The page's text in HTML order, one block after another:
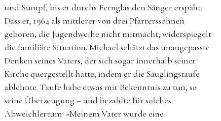
und Sumpf, bis er durchs Fernglas den Sänger erspäht.
Dass er, 1964 als mittlerer von drei Pfarrerssöhnen
geboren, die Jugendweihe nicht mitmacht, widerspiegelt
die familiäre Situation. Michael schätzt das unangepasste
Denken seines Vaters, der sich sogar innerhalb seiner
Kirche quergestellt hatte, indem er die Säuglingstaufe
ablehnte. Taufe habe etwas mit Bekenntnis zu tun, so
seine Überzeugung – und bezahlte für solches
Abweichlertum: »Meinem Vater wurde eine